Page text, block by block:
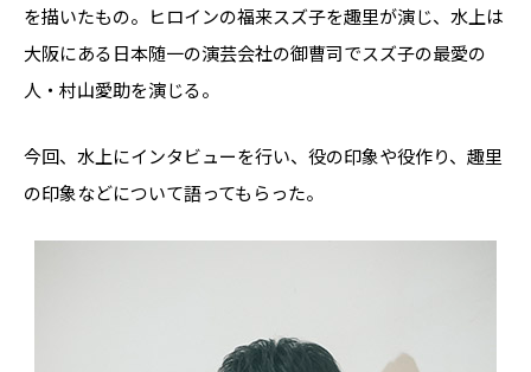
を描いたもの。ヒロインの福来スズ子を趣里が演じ、水上は
大阪にある日本随一の演芸会社の御曹司でスズ子の最愛の
人・村山愛助を演じる。
今回、水上にインタビューを行い、役の印象や役作り、趣里
の印象などについて語ってもらった。